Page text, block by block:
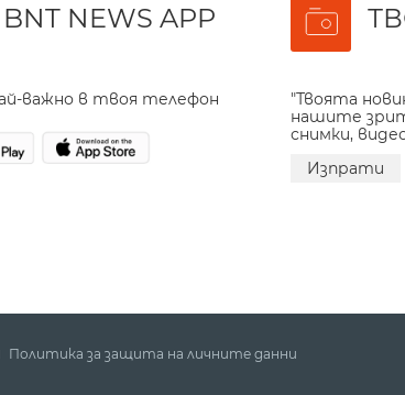
BNT NEWS APP
важно в твоя телефон
"Твоята
нашите
снимки,
Изпрати
Политика за защита на личните данни